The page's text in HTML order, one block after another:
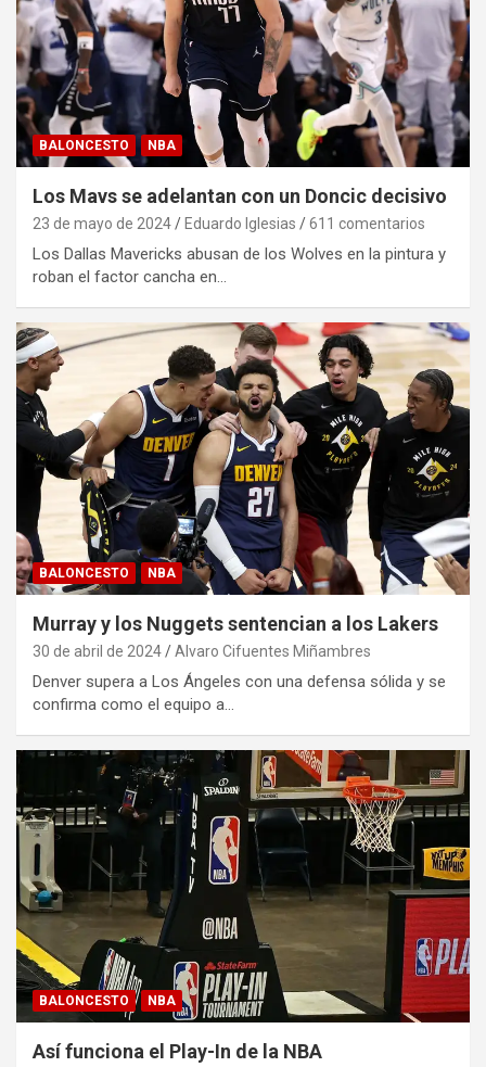
BALONCESTO NBA
Los Mavs se adelantan con un Doncic decisivo
23 de mayo de 2024 Eduardo Iglesias 611 comentarios
Los Dallas Mavericks abusan de los Wolves en la pintura y
roban el factor cancha en…
BALONCESTO NBA
Murray y los Nuggets sentencian a los Lakers
30 de abril de 2024 Alvaro Cifuentes Miñambres
Denver supera a Los Ángeles con una defensa sólida y se
confirma como el equipo a…
BALONCESTO NBA
Así funciona el Play-In de la NBA